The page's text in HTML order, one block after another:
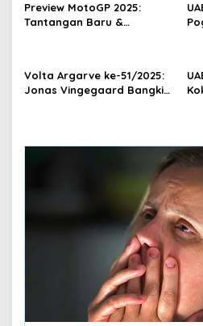
Preview MotoGP 2025:
Tantangan Baru &
Volta Argarve ke-51/2025:
Jonas Vingegaard Bangkit